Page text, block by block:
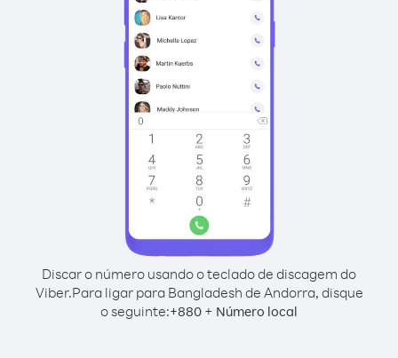
Discar o número usando o teclado de discagem do
Viber.Para ligar para Bangladesh de Andorra, disque
o seguinte:+880 + Número local